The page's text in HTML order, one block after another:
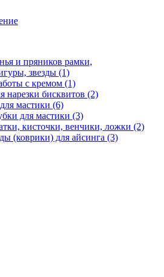
и пряников рамки,
звезды (1)
с кремом (1)
нарезки бисквитов (2)
мастики (6)
для мастики (3)
кисточки, венчики, ложки (2)
(коврики) для айсинга (3)